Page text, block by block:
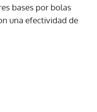
bases por bolas
una efectividad de